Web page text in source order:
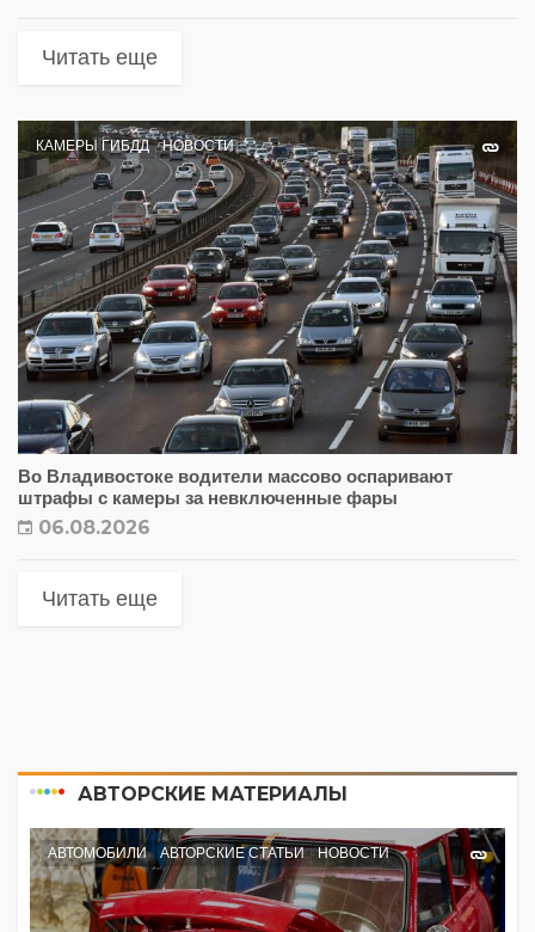
Читать еще
КАМЕРЫ ГИБДД НОВОСТИ
Во Владивостоке водители массово оспаривают
штрафы с камеры за невключенные фары
06.08.2026
Читать еще
АВТОРСКИЕ МАТЕРИАЛЫ
АВТОМОБИЛИ АВТОРСКИЕ СТАТЬИ НОВОСТИ